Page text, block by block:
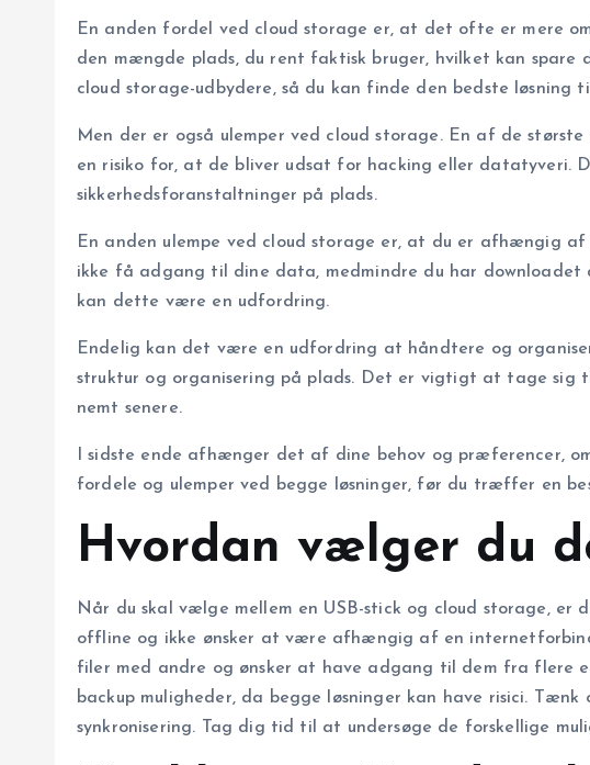
En anden fordel ved cloud storage er, at det ofte er mere
den mængde plads, du rent faktisk bruger, hvilket kan
cloud storage-udbydere, så du kan finde den bedste løsning
Men der er også ulemper ved cloud storage. En af de
en risiko for, at de bliver udsat for hacking eller
sikkerhedsforanstaltninger på plads.
En anden ulempe ved cloud storage er, at du er afhængig
ikke få adgang til dine data, medmindre du har
kan dette være en udfordring.
Endelig kan det være en udfordring at håndtere og
struktur og organisering på plads. Det er vigtigt at tage sig
nemt senere.
I sidste ende afhænger det af dine behov og præferencer,
fordele og ulemper ved begge løsninger, før du træffer en
Hvordan vælger du
Når du skal vælge mellem en USB-stick og cloud storage,
offline og ikke ønsker at være afhængig af en
filer med andre og ønsker at have adgang til dem fra flere
backup muligheder, da begge løsninger kan have risici.
synkronisering. Tag dig tid til at undersøge de forskellige